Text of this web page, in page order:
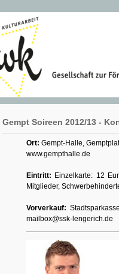
Gempt Soireen 2012/13 -
Ort: Gempt-Halle,
www.gempthalle.de
Eintritt: Einzelkarte: 12
Mitglieder,
Vorverkauf:
mailbox@ssk-lengerich.de